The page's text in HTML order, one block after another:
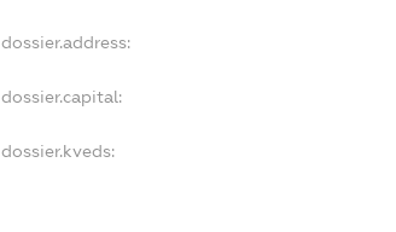
dossier.address:
dossier.capital:
dossier.kveds: